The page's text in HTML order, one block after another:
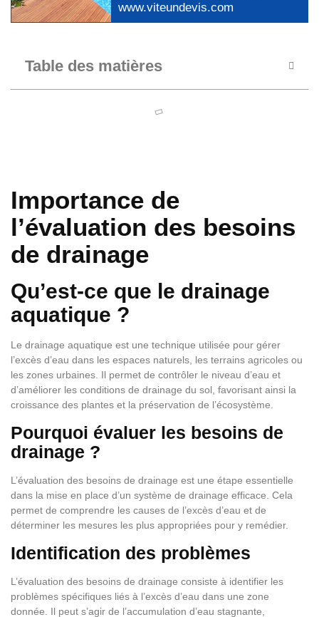
www.viteundevis.com
Table des matières
Importance de
l’évaluation des besoins
de drainage
Qu’est-ce que le drainage
aquatique ?
Le drainage aquatique est une technique utilisée pour gérer
l’excès d’eau dans les espaces naturels, les terrains agricoles ou
les zones urbaines. Il permet de contrôler le niveau d’eau et
d’améliorer les conditions de drainage du sol, favorisant ainsi la
croissance des plantes et la préservation de l’écosystème.
Pourquoi évaluer les besoins de
drainage ?
L’évaluation des besoins de drainage est une étape essentielle
dans la mise en place d’un système de drainage efficace. Cela
permet de comprendre les causes de l’excès d’eau et de
déterminer les mesures les plus appropriées pour y remédier.
Identification des problèmes
L’évaluation des besoins de drainage consiste à identifier les
problèmes spécifiques liés à l’excès d’eau dans une zone
donnée. Il peut s’agir de l’accumulation d’eau stagnante,